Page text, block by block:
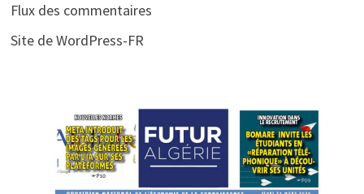
Flux des commentaires
Site de WordPress-FR